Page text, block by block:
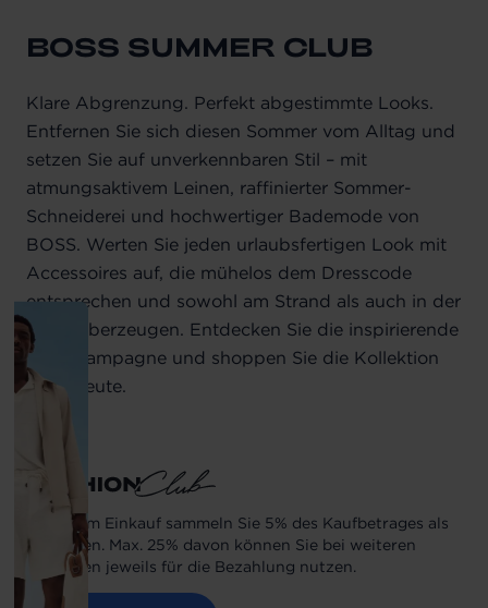
BOSS SUMMER CLUB
Klare Abgrenzung. Perfekt abgestimmte Looks.
Entfernen Sie sich diesen Sommer vom Alltag und
setzen Sie auf unverkennbaren Stil – mit
atmungsaktivem Leinen, raffinierter Sommer-
Schneiderei und hochwertiger Bademode von
BOSS. Werten Sie jeden urlaubsfertigen Look mit
Accessoires auf, die mühelos dem Dresscode
entsprechen und sowohl am Strand als auch in der
Stadt überzeugen. Entdecken Sie die inspirierende
neue Kampagne und shoppen Sie die Kollektion
noch heute.
Bei jedem Einkauf sammeln Sie 5% des Kaufbetrages als
Guthaben. Max. 25% davon können Sie bei weiteren
Einkäufen jeweils für die Bezahlung nutzen.